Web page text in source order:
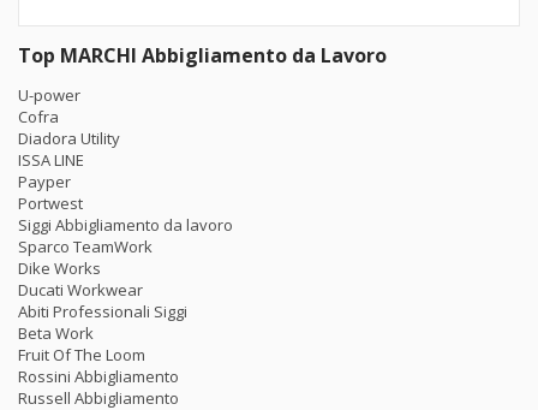
Top MARCHI Abbigliamento da Lavoro
U-power
Cofra
Diadora Utility
ISSA LINE
Payper
Portwest
Siggi Abbigliamento da lavoro
Sparco TeamWork
Dike Works
Ducati Workwear
Abiti Professionali Siggi
Beta Work
Fruit Of The Loom
Rossini Abbigliamento
Russell Abbigliamento